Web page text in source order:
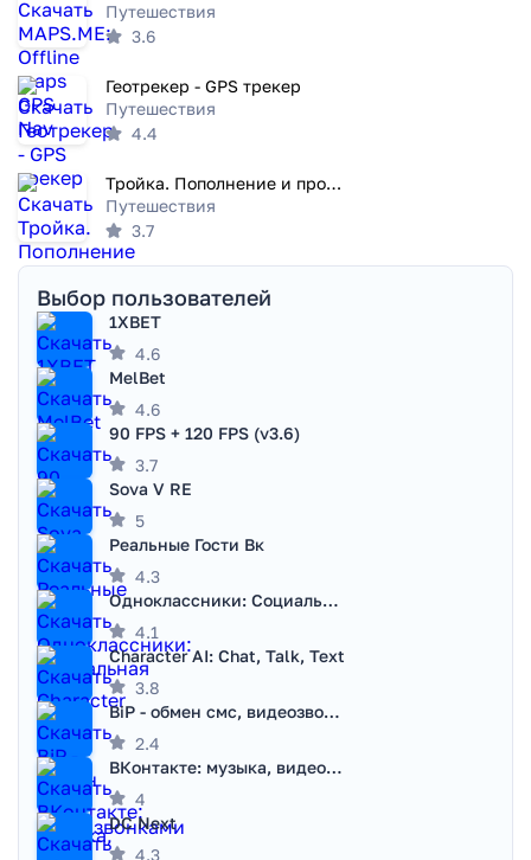
Путешествия
3.6
Геотрекер - GPS трекер
Путешествия
4.4
Тройка. Пополнение и проверка
Путешествия
3.7
Выбор пользователей
1XBET
4.6
MelBet
4.6
90 FPS + 120 FPS (v3.6)
3.7
Sova V RE
5
Реальные Гости Вк
4.3
Одноклассники: Социальная сеть
4.1
Character AI: Chat, Talk, Text
3.8
BiP - обмен смс, видеозвонками
2.4
ВКонтакте: музыка, видео, чат
4
DC Next
4.3